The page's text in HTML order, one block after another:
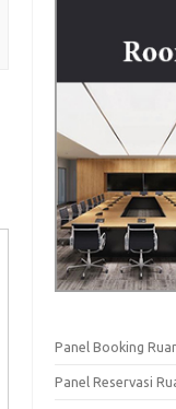
Panel Booking
Panel Reservasi